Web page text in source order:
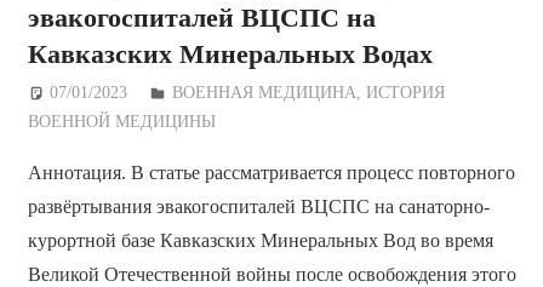
эвакогоспиталей ВЦСПС на
Кавказских Минеральных Водах
07/01/2023 Дежурный по Редакции
ВОЕННАЯ МЕДИЦИНА,ИСТОРИЯ
ВОЕННОЙ МЕДИЦИНЫ
Аннотация. В статье рассматривается процесс повторного
развёртывания эвакогоспиталей ВЦСПС на санаторно-
курортной базе Кавказских Минеральных Вод во время
Великой Отечественной войны после освобождения этого